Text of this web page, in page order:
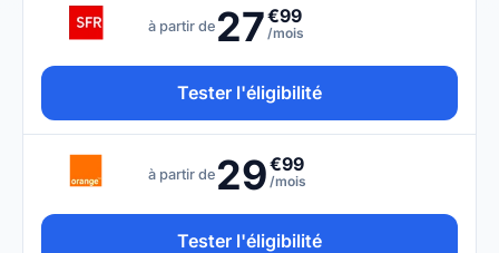
à partir de 27€99
/mois
Tester l'éligibilité
à partir de 29€99
/mois
Tester l'éligibilité